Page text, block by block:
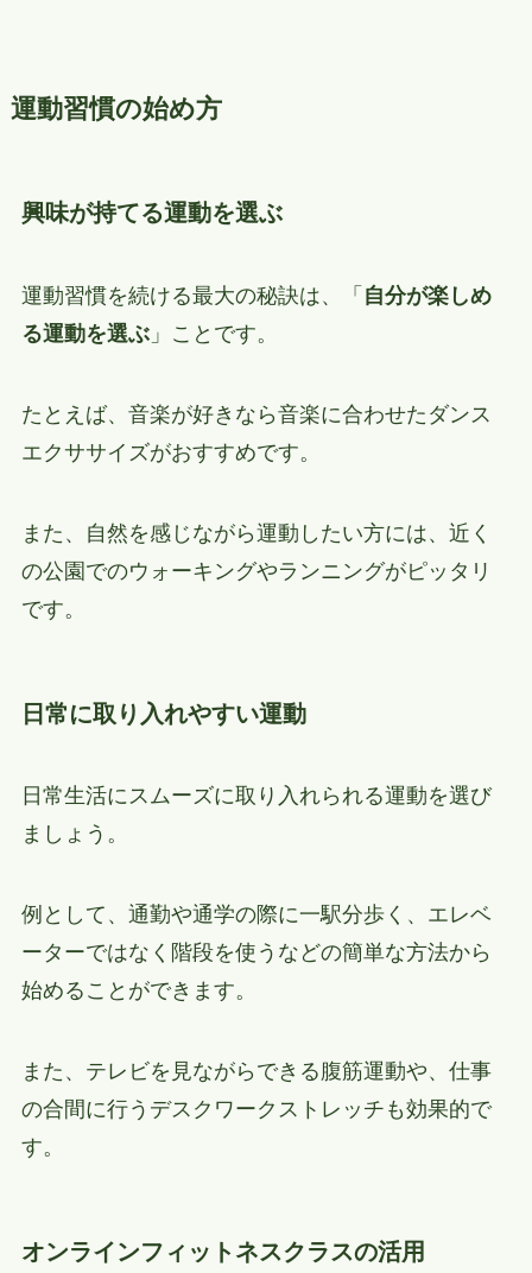
運動習慣の始め方
興味が持てる運動を選ぶ
運動習慣を続ける最大の秘訣は、「 自分が楽しめ
る運動を選ぶ」ことです。
たとえば、音楽が好きなら音楽に合わせたダンス
エクササイズがおすすめです。
また、自然を感じながら運動したい方には、近く
の公園でのウォーキングやランニングがピッタリ
です。
日常に取り入れやすい運動
日常生活にスムーズに取り入れられる運動を選び
ましょう。
例として、通勤や通学の際に一駅分歩く、エレベ
ーターではなく階段を使うなどの簡単な方法から
始めることができます。
また、テレビを見ながらできる腹筋運動や、仕事
の合間に行うデスクワークストレッチも効果的で
す。
オンラインフィットネスクラスの活用